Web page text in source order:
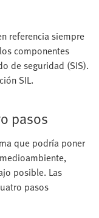
referencia siempre
componentes
de seguridad (SIS).
SIL.
pasos
que podría poner
posible. Las
pasos